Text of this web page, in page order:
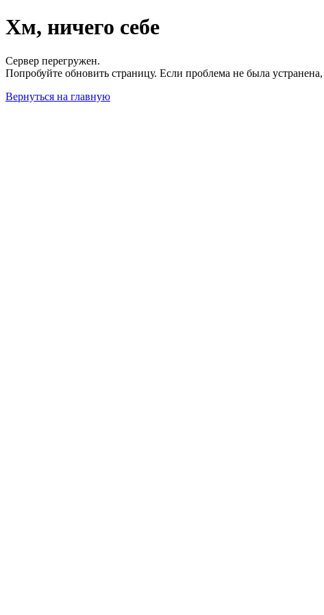
Хм, ничего себе
Сервер перегружен.
Попробуйте обновить страницу. Если проблема не была
Вернуться на главную